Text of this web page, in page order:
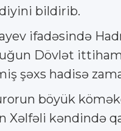
bildirib.
ifadəsində
Dövlət
şəxs hadisə
böyük
Xəlfəli kəndində